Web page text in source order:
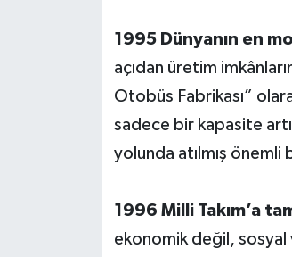
1995 Dünyanın en
açıdan üretim
Otobüs Fabrikası”
sadece bir kapasite
yolunda atılmış önemli
1996 Milli Takım’a
ekonomik değil, sosyal